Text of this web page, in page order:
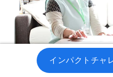
インパクトチャ